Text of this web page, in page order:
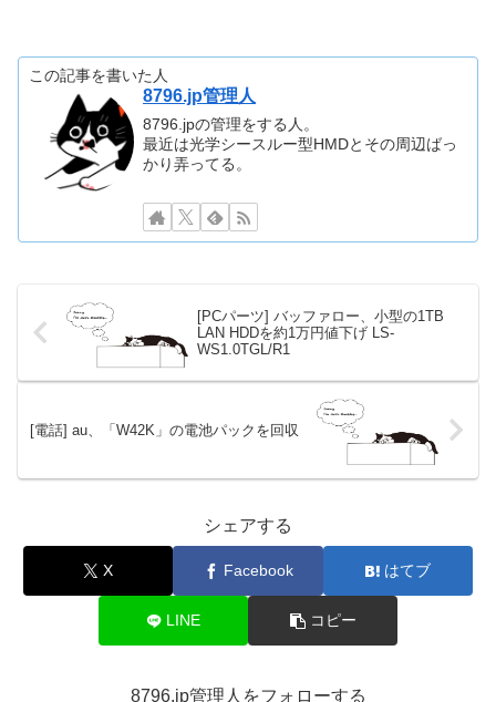
この記事を書いた人
8796.jp管理人
8796.jpの管理をする人。
最近は光学シースルー型HMDとその周辺ばっ
かり弄ってる。
[PCパーツ] バッファロー、小型の1TB
LAN HDDを約1万円値下げ LS-
WS1.0TGL/R1
[電話] au、「W42K」の電池パックを回収
シェアする
X Facebook はてブ
LINE コピー
8796.jp管理人をフォローする